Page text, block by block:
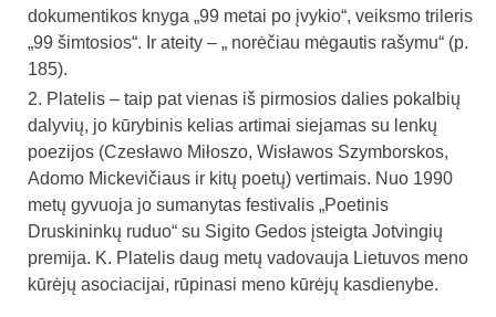
dokumentikos knyga „99 metai po įvykio“, veiksmo trileris
„99 šimtosios“. Ir ateity – „ norėčiau mėgautis rašymu“ (p.
185).
Platelis – taip pat vienas iš pirmosios dalies pokalbių
dalyvių, jo kūrybinis kelias artimai siejamas su lenkų
poezijos (Czesławo Miłoszo, Wisławos Szymborskos,
Adomo Mickevičiaus ir kitų poetų) vertimais. Nuo 1990
metų gyvuoja jo sumanytas festivalis „Poetinis
Druskininkų ruduo“ su Sigito Gedos įsteigta Jotvingių
premija. K. Platelis daug metų vadovauja Lietuvos meno
kūrėjų asociacijai, rūpinasi meno kūrėjų kasdienybe.